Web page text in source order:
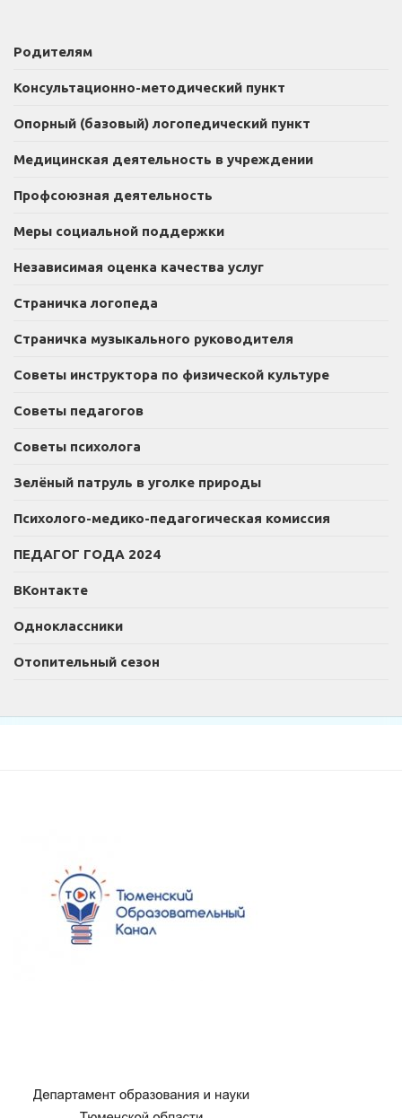
Родителям
Консультационно-методический пункт
Опорный (базовый) логопедический пункт
Медицинская деятельность в учреждении
Профсоюзная деятельность
Меры социальной поддержки
Независимая оценка качества услуг
Страничка логопеда
Страничка музыкального руководителя
Советы инструктора по физической культуре
Советы педагогов
Советы психолога
Зелёный патруль в уголке природы
Психолого-медико-педагогическая комиссия
ПЕДАГОГ ГОДА 2024
ВКонтакте
Одноклассники
Отопительный сезон